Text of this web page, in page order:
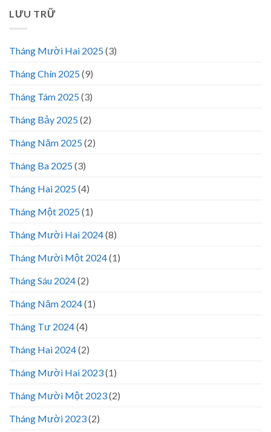
LƯU TRỮ
Tháng Mười Hai 2025(3)
Tháng Chín 2025(9)
Tháng Tám 2025(3)
Tháng Bảy 2025(2)
Tháng Năm 2025(2)
Tháng Ba 2025(3)
Tháng Hai 2025(4)
Tháng Một 2025(1)
Tháng Mười Hai 2024(8)
Tháng Mười Một 2024(1)
Tháng Sáu 2024(2)
Tháng Năm 2024(1)
Tháng Tư 2024(4)
Tháng Hai 2024(2)
Tháng Mười Hai 2023(1)
Tháng Mười Một 2023(2)
Tháng Mười 2023(2)